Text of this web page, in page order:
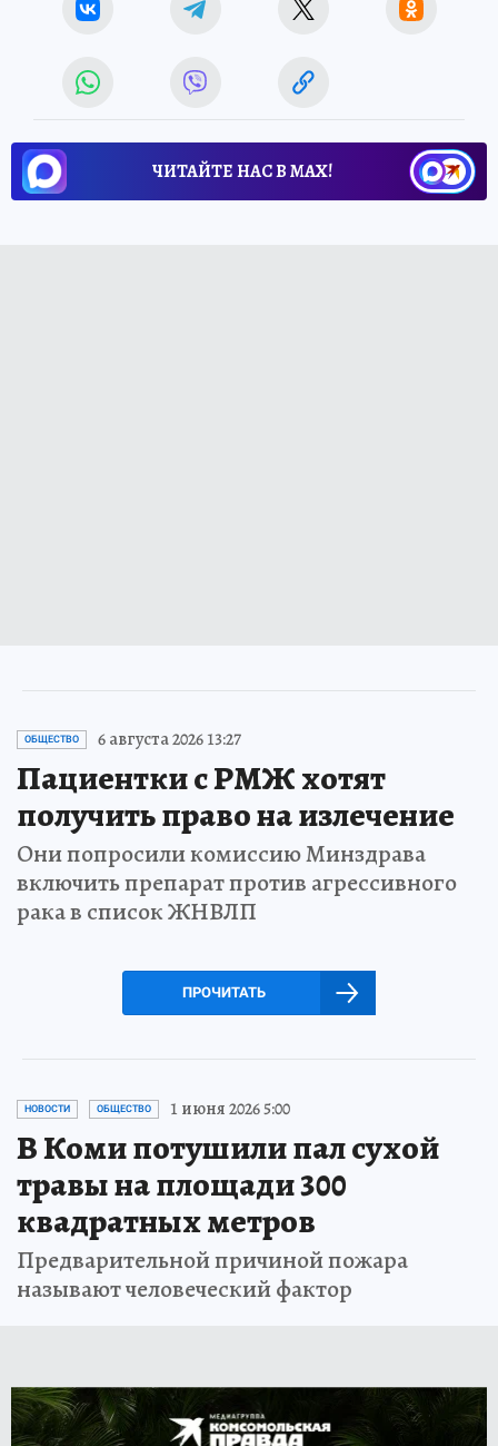
ЧИТАЙТЕ НАС В МАХ!
ОБЩЕСТВО 6 августа 2026 13:27
Пациентки с РМЖ хотят
получить право на излечение
Они попросили комиссию Минздрава
включить препарат против агрессивного
рака в список ЖНВЛП
ПРОЧИТАТЬ
НОВОСТИ ОБЩЕСТВО 1 июня 2026 5:00
В Коми потушили пал сухой
травы на площади 300
квадратных метров
Предварительной причиной пожара
называют человеческий фактор